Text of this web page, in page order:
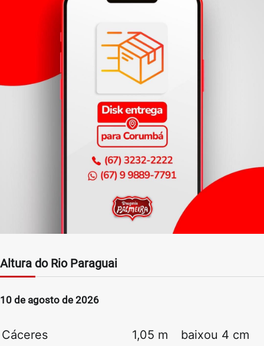
Altura do Rio Paraguai
10 de agosto de 2026
Cáceres 1,05 m baixou 4 cm